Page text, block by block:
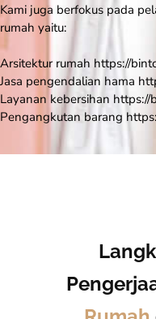
Kami juga berfokus pada
rumah yaitu:
Arsitektur rumah https://
Jasa pengendalian hama
Layanan kebersihan https://
Pengangkutan barang